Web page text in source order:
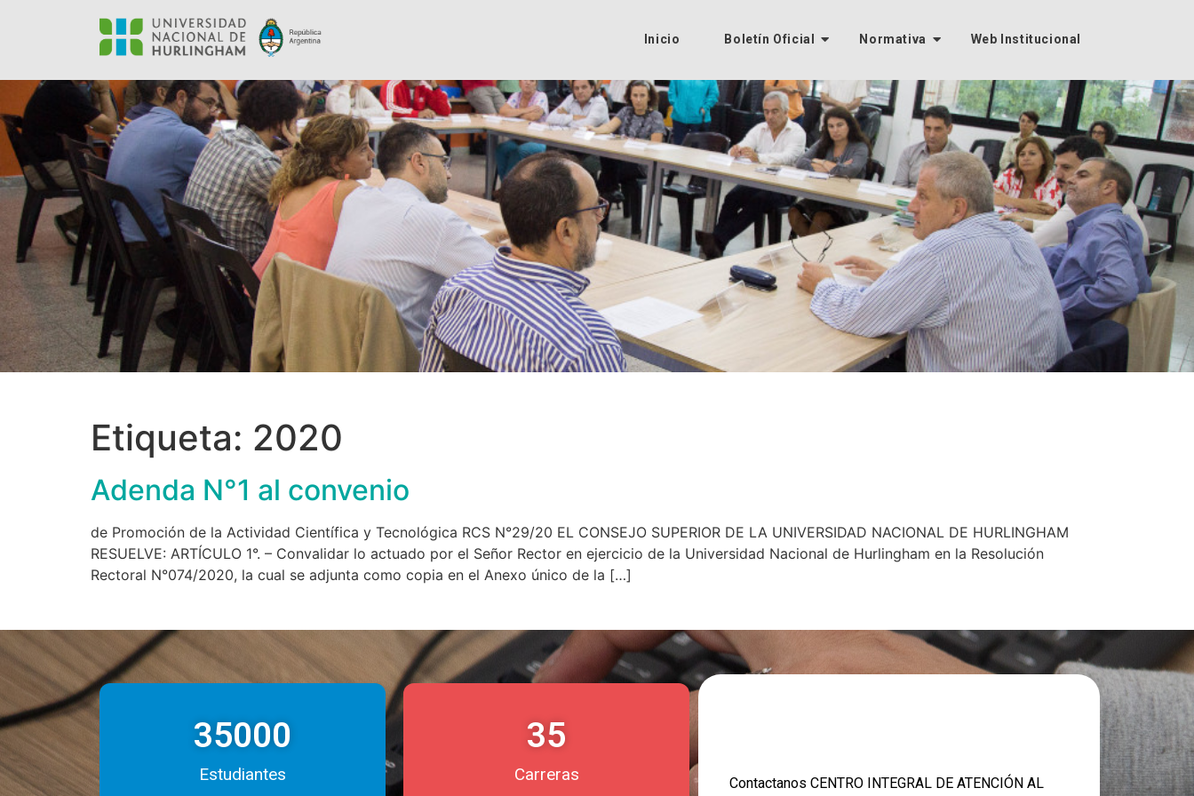
Inicio Boletín Oficial Normativa Web Institucional
Etiqueta: 2020
Adenda N°1 al convenio
de Promoción de la Actividad Científica y Tecnológica RCS N°29/20 EL CONSEJO SUPERIOR DE LA UNIVERSIDAD NACIONAL DE HURLINGHAM
RESUELVE: ARTÍCULO 1°. – Convalidar lo actuado por el Señor Rector en ejercicio de la Universidad Nacional de Hurlingham en la Resolución
Rectoral N°074/2020, la cual se adjunta como copia en el Anexo único de la […]
35000
Estudiantes
35
Carreras Contactanos CENTRO INTEGRAL DE ATENCIÓN AL